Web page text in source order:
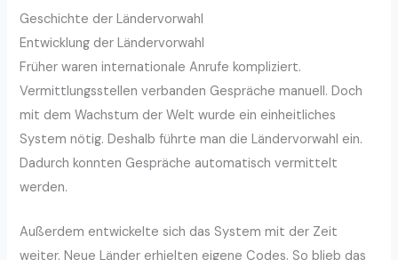
Geschichte der Ländervorwahl
Entwicklung der Ländervorwahl
Früher waren internationale Anrufe kompliziert.
Vermittlungsstellen verbanden Gespräche manuell. Doch
mit dem Wachstum der Welt wurde ein einheitliches
System nötig. Deshalb führte man die Ländervorwahl ein.
Dadurch konnten Gespräche automatisch vermittelt
werden.
Außerdem entwickelte sich das System mit der Zeit
weiter. Neue Länder erhielten eigene Codes. So blieb das